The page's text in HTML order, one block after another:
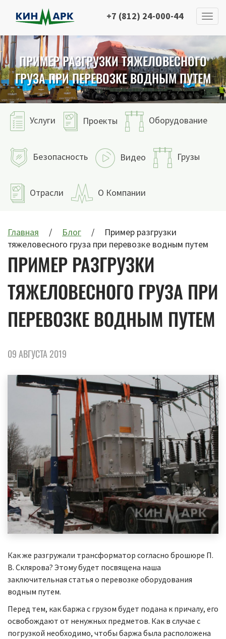
+7 (812) 24-000-44
ПРИМЕР РАЗГРУЗКИ ТЯЖЕЛОВЕСНОГО
ГРУЗА ПРИ ПЕРЕВОЗКЕ ВОДНЫМ ПУТЕМ
Услуги Проекты Оборудование
Безопасность Видео Грузы
Отрасли О Компании
Главная Блог
Пример разгрузки
тяжеловесного груза при перевозке водным путем
ПРИМЕР РАЗГРУЗКИ
ТЯЖЕЛОВЕСНОГО ГРУЗА ПРИ
ПЕРЕВОЗКЕ ВОДНЫМ ПУТЕМ
09 АВГУСТА 2019
Как же разгружали трансформатор согласно брошюре П.
В. Склярова? Этому будет посвящена наша
заключительная статья о перевозке оборудования
водным путем.
Перед тем, как баржа с грузом будет подана к причалу, его
освобождают от ненужных предметов. Как в случае с
погрузкой необходимо, чтобы баржа была расположена